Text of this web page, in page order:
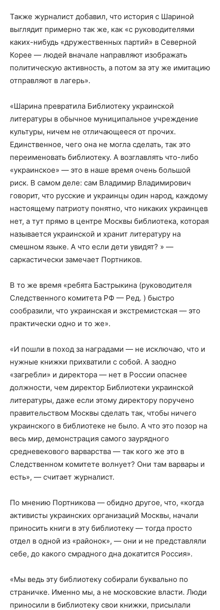
Также журналист добавил, что история с Шариной
выглядит примерно так же, как «с руководителями
каких-нибудь «дружественных партий» в Северной
Корее — людей вначале направляют изображать
политическую активность, а потом за эту же имитацию
отправляют в лагерь».
«Шарина превратила Библиотеку украинской
литературы в обычное муниципальное учреждение
культуры, ничем не отличающееся от прочих.
Единственное, чего она не могла сделать, так это
переименовать библиотеку. А возглавлять что-либо
«украинское» — это в наше время очень большой
риск. В самом деле: сам Владимир Владимирович
говорит, что русские и украинцы один народ, каждому
настоящему патриоту понятно, что никаких украинцев
нет, а тут прямо в центре Москвы библиотека, которая
называется украинской и хранит литературу на
смешном языке. А что если дети увидят? » —
саркастически замечает Портников.
В то же время «ребята Бастрыкина (руководителя
Следственного комитета РФ — Ред. ) быстро
сообразили, что украинская и экстремистская — это
практически одно и то же».
«И пошли в поход за наградами — не исключаю, что и
нужные книжки прихватили с собой. А заодно
«загребли» и директора — нет в России опаснее
должности, чем директор Библиотеки украинской
литературы, даже если этому директору поручено
правительством Москвы сделать так, чтобы ничего
украинского в библиотеке не было. А что это позор на
весь мир, демонстрация самого заурядного
средневекового варварства — так кого же это в
Следственном комитете волнует? Они там варвары и
есть», — считает журналист.
По мнению Портникова — обидно другое, что, «когда
активисты украинских организаций Москвы, начали
приносить книги в эту библиотеку — тогда просто
отдел в одной из «районок», — они и не представляли
себе, до какого смрадного дна докатится Россия».
«Мы ведь эту библиотеку собирали буквально по
страничке. Именно мы, а не московские власти. Люди
приносили в библиотеку свои книжки, присылали